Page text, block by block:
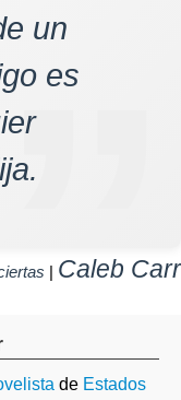
un
es
| Caleb Carr
de Estados